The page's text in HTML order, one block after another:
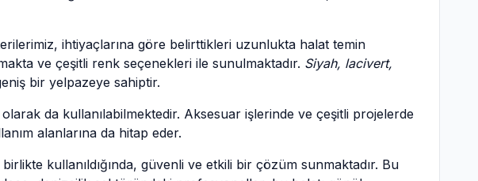
ihtiyaçlarına göre belirttikleri uzunlukta halat temin
ve çeşitli renk seçenekleri ile sunulmaktadır. Siyah, lacivert,
bir yelpazeye sahiptir.
olarak da kullanılabilmektedir. Aksesuar işlerinde ve çeşitli projelerde
alanlarına da hitap eder.
kullanıldığında, güvenli ve etkili bir çözüm sunmaktadır. Bu